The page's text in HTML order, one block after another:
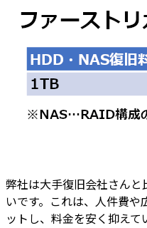
弊社は大手復旧会社さんと
いです。これは、 人件費や
ット し、 料金を安く抑えて